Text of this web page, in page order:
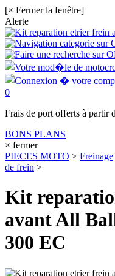
[× Fermer la fenêtre]
Alerte
0
Frais de port offerts à partir
BONS PLANS
× fermer
PIECES MOTO > Freinage
de frein >
Kit
avant All
300 EC